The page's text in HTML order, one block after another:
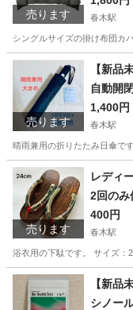
売ります 春木駅
シングルサイズの掛け布団カ
大阪 岸和田市 春木駅
売ります
【新品
自動開
量 収納
1,400円
春木駅
晴雨兼用の折りたたみ日傘で
大阪 岸和田市 春木駅
売ります
レディ
2回のみ
400円
春木駅
浴衣用の下駄です。 サイズ：
大阪 岸和田市 春木
【新品
シノール 1.2mg 60粒 30